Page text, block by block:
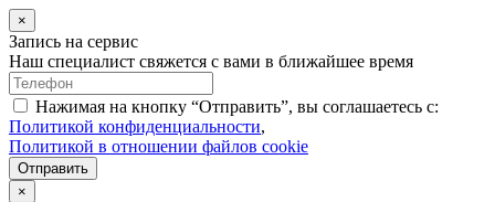
×
Запись на сервис
Наш специалист свяжется с вами в ближайшее время
Нажимая на кнопку “Отправить”, вы соглашаетесь с:
Политикой конфиденциальности,
Политикой в отношении файлов cookie
Отправить
×